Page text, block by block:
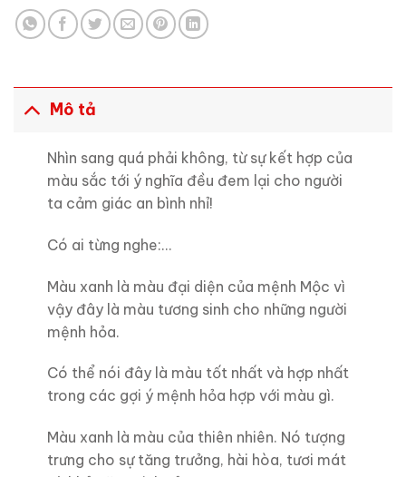
Mô tả
Nhìn sang quá phải không, từ sự kết hợp của
màu sắc tới ý nghĩa đều đem lại cho người
ta cảm giác an bình nhỉ!
Có ai từng nghe:…
Màu xanh là màu đại diện của mệnh Mộc vì
vậy đây là màu tương sinh cho những người
mệnh hỏa.
Có thể nói đây là màu tốt nhất và hợp nhất
trong các gợi ý mệnh hỏa hợp với màu gì.
Màu xanh là màu của thiên nhiên. Nó tượng
trưng cho sự tăng trưởng, hài hòa, tươi mát